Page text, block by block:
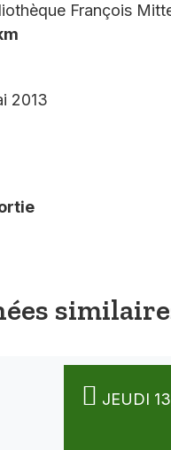
François
2013
JEUDI